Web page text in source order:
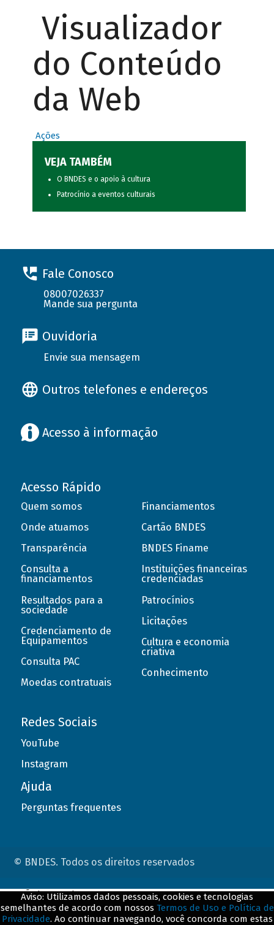
Visualizador
do Conteúdo
da Web
Ações
VEJA TAMBÉM
O BNDES e o apoio à cultura
Patrocínio a eventos culturais
Fale Conosco
08007026337
Mande sua pergunta
Ouvidoria
Envie sua mensagem
Outros telefones e endereços
Acesso à informação
Acesso Rápido
Quem somos
Onde atuamos
Transparência
Consulta a
financiamentos
Resultados para a
sociedade
Credenciamento de
Equipamentos
Consulta PAC
Moedas contratuais
Financiamentos
Cartão BNDES
BNDES Finame
Instituições financeiras
credenciadas
Patrocínios
Licitações
Cultura e economia
criativa
Conhecimento
Redes Sociais
YouTube
Instagram
Ajuda
Perguntas frequentes
© BNDES. Todos os direitos reservados
Aviso: Utilizamos dados pessoais, cookies e tecnologias
semelhantes de acordo com nossos Termos de Uso e Política de
Privacidade. Ao continuar navegando, você concorda com estas
ConteÃºdo complementar
${title}${badge}